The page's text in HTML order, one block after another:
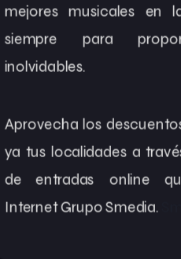
mejoresmusicales en
siempre para
inolvidables.
Aprovecha los
ya tus localidades a
deentradas online
InternetGrupo Smedia.